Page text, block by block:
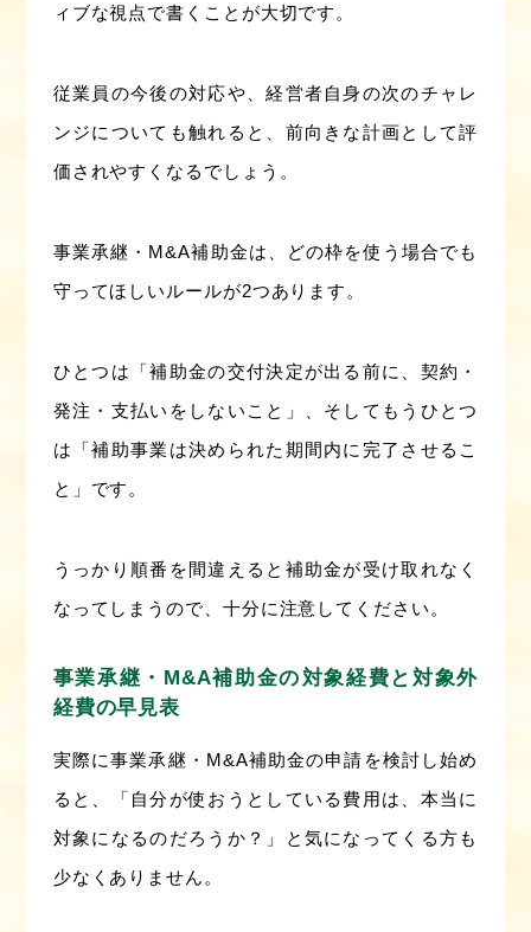
ィブな視点で書くことが大切です。
従業員の今後の対応や、経営者自身の次のチャレ
ンジについても触れると、前向きな計画として評
価されやすくなるでしょう。
事業承継・M&A補助金は、どの枠を使う場合でも
守ってほしいルールが2つあります。
ひとつは「補助金の交付決定が出る前に、契約・
発注・支払いをしないこと」、そしてもうひとつ
は「補助事業は決められた期間内に完了させるこ
と」です。
うっかり順番を間違えると補助金が受け取れなく
なってしまうので、十分に注意してください。
事業承継・M&A補助金の​​対象経費と対象外
経費の早見表
実際に事業承継・M&A補助金の申請を検討し始め
ると、「自分が使おうとしている費用は、本当に
対象になるのだろうか？」と気になってくる方も
少なくありません。